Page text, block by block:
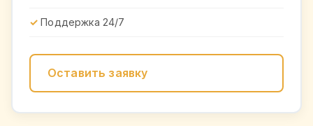
Поддержка 24/7
Оставить заявку